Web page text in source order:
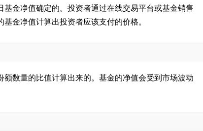
金净值确定的。投资者通过在线交易平台或基金销售
金净值计算出投资者应该支付的价格。
数量的比值计算出来的。基金的净值会受到市场波动